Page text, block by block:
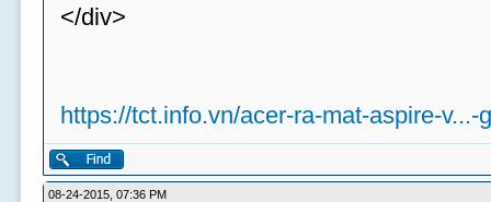
</div>
https://tct.info.vn/acer-ra-mat-aspire-v...-
08-24-2015, 07:36 PM